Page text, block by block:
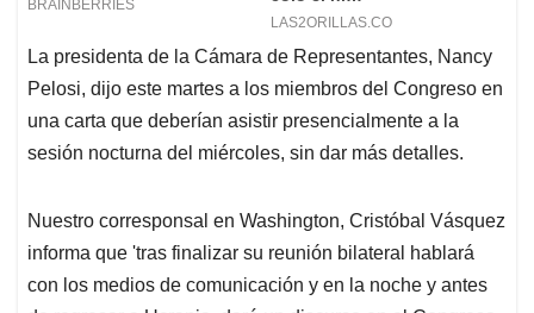
La presidenta de la Cámara de Representantes, Nancy
Pelosi, dijo este martes a los miembros del Congreso en
una carta que deberían asistir presencialmente a la
sesión nocturna del miércoles, sin dar más detalles.
Nuestro corresponsal en Washington, Cristóbal Vásquez
informa que 'tras finalizar su reunión bilateral hablará
con los medios de comunicación y en la noche y antes